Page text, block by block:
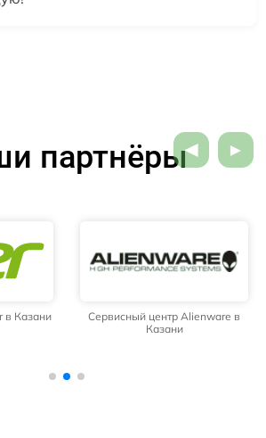
партнёры
в Казани
Сервисный центр Alienware в
Казани